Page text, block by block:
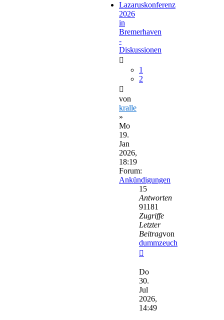
Lazaruskonferenz
2026
in
Bremerhaven
-
Diskussionen
1
2
von
kralle
»
Mo
19.
Jan
2026,
18:19
Forum:
Ankündigungen
15
Antworten
91181
Zugriffe
Letzter
Beitragvon
dummzeuch
Beitrag
Do
30.
Jul
2026,
14:49